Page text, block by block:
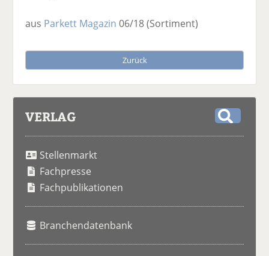
aus Parkett Magazin 06/18(Sortiment)
Zurück
VERLAG
Stellenmarkt
Fachpresse
Fachpublikationen
Branchendatenbank